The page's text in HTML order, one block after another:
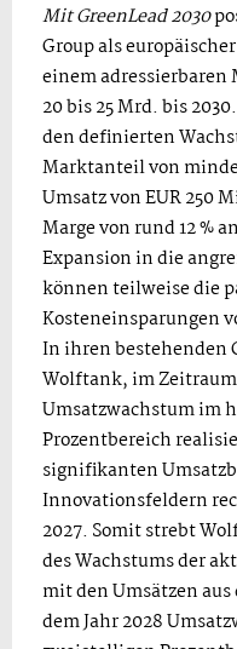
Mit GreenLead 2030
Group als europäischer
einem adressierbaren
20 bis 25 Mrd. bis
den definierten
Marktanteil von
Umsatz von EUR 250
Marge von rund 12 %
Expansion in die
können teilweise die
Kosteneinsparungen
In ihren bestehenden
Wolftank, im
Umsatzwachstum im
Prozentbereich
signifikanten
Innovationsfeldern
2027. Somit strebt
des Wachstums der
mit den Umsätzen
dem Jahr 2028